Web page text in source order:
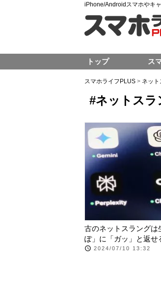
iPhone/Androidスマホやキ
スマホライフPLUS > ネッ
#ネットスラ
古のネットスラングは
ぽ」に「ガッ」と返せ
2024/07/10 13:32
トップ ス